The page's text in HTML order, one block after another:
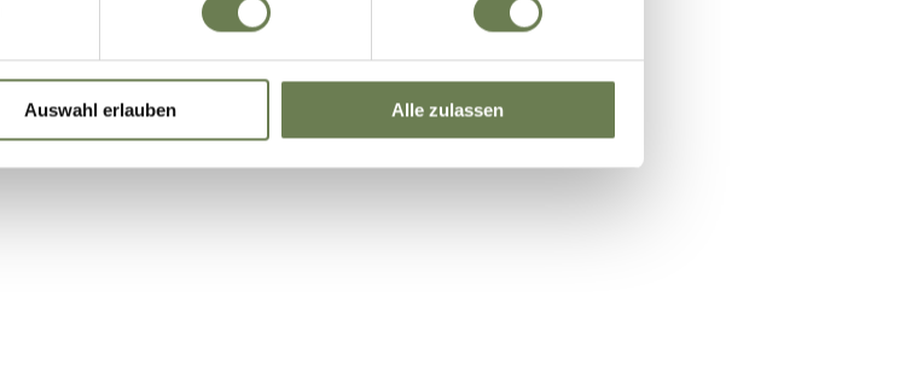
noch Betroffenenrechte durchsetzbar sein können. Unter
Auswahl erlauben Alle zulassen